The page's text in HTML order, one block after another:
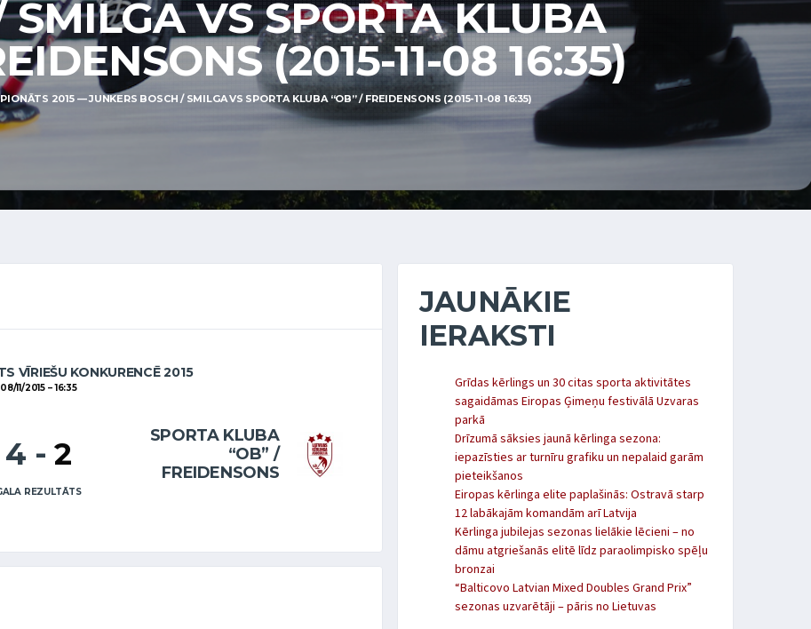
SMILGA VS SPORTA KLUBA
(2015-11-08 16:35)
2015 — JUNKERS BOSCH / SMILGA VS SPORTA KLUBA “OB” / FREIDENSONS (2015-11-08 16:35)
VĪRIEŠU KONKURENCĒ 2015
08/11/2015 16:35
SPORTA KLUBA
“OB” /
FREIDENSONS
4 - 2
REZULTĀTS
JAUNĀKIE
IERAKSTI
Grīdas kērlings un 30 citas sporta aktivitātes
sagaidāmas Eiropas Ģimeņu festivālā Uzvaras
parkā
Drīzumā sāksies jaunā kērlinga sezona:
iepazīsties ar turnīru grafiku un nepalaid garām
pieteikšanos
Eiropas kērlinga elite paplašinās: Ostravā starp
12 labākajām komandām arī Latvija
Kērlinga jubilejas sezonas lielākie lēcieni – no
dāmu atgriešanās elitē līdz paraolimpisko spēļu
bronzai
“Balticovo Latvian Mixed Doubles Grand Prix”
sezonas uzvarētāji – pāris no Lietuvas